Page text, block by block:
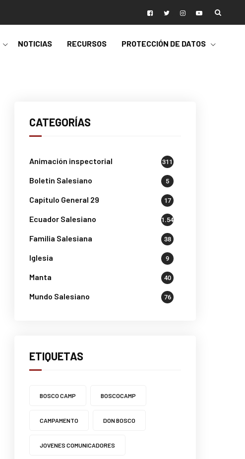
NOTICIAS RECURSOS PROTECCIÓN DE DATOS
CATEGORÍAS
Animación inspectorial 311
Boletin Salesiano 5
Capítulo General 29 17
Ecuador Salesiano 1.541
Familia Salesiana 38
Iglesia 9
Manta 40
Mundo Salesiano 76
ETIQUETAS
BOSCO CAMP BOSCOCAMP
CAMPAMENTO DON BOSCO
JOVENES COMUNICADORES